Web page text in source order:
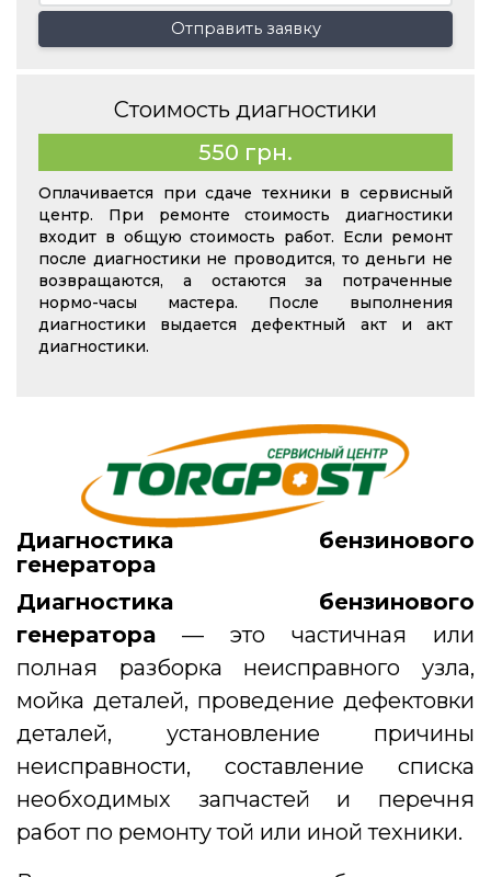
Диагностика бензинового
генератора
Диагностика бензинового
генератора — это частичная или
полная разборка неисправного узла,
мойка деталей, проведение дефектовки
деталей, установление причины
неисправности, составление списка
необходимых запчастей и перечня
работ по ремонту той или иной техники.
Отправить заявку
Стоимость диагностики
550 грн.
Оплачивается при сдаче техники в сервисный
центр. При ремонте стоимость диагностики
входит в общую стоимость работ. Если ремонт
после диагностики не проводится, то деньги не
возвращаются, а остаются за потраченные
нормо-часы мастера. После выполнения
диагностики выдается дефектный акт и акт
диагностики.